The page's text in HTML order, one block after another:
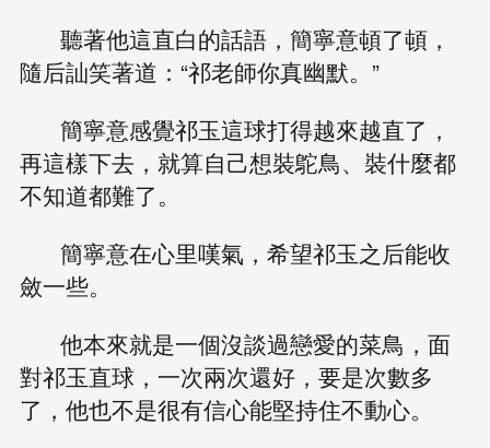
聽著他這直白的話語，簡寧意頓了頓，
隨后訕笑著道：“祁老師你真幽默。”
簡寧意感覺祁玉這球打得越來越直了，
再這樣下去，就算自己想裝鴕鳥、裝什麼都
不知道都難了。
簡寧意在心里嘆氣，希望祁玉之后能收
斂一些。
他本來就是一個沒談過戀愛的菜鳥，面
對祁玉直球，一次兩次還好，要是次數多
了，他也不是很有信心能堅持住不動心。